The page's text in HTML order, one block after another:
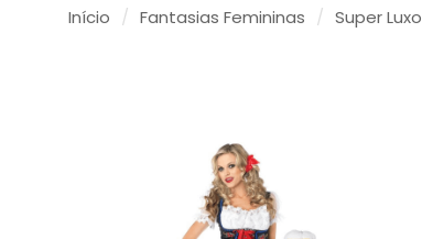
Início / Fantasias Femininas / Super Luxo